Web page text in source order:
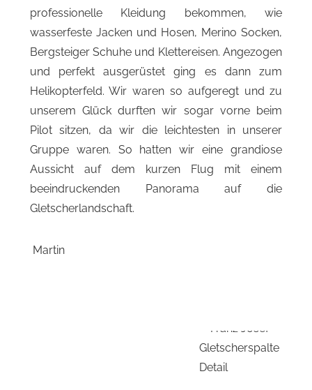
professionelle Kleidung bekommen, wie
wasserfeste Jacken und Hosen, Merino Socken,
Bergsteiger Schuhe und Klettereisen. Angezogen
und perfekt ausgerüstet ging es dann zum
Helikopterfeld. Wir waren so aufgeregt und zu
unserem Glück durften wir sogar vorne beim
Pilot sitzen, da wir die leichtesten in unserer
Gruppe waren. So hatten wir eine grandiose
Aussicht auf dem kurzen Flug mit einem
beeindruckenden Panorama auf die
Gletscherlandschaft.